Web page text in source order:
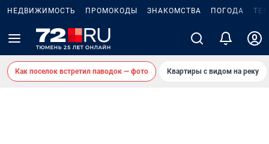
НЕДВИЖИМОСТЬ ПРОМОКОДЫ ЗНАКОМСТВА ПОГОДА
Как поселок встретил паводок — фото Квартиры с видом на реку